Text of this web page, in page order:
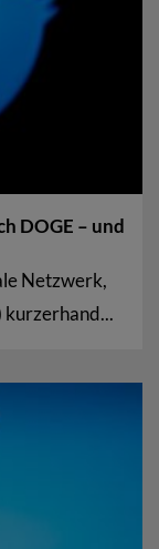
DOGE – und
Netzwerk,
kurzerhand...